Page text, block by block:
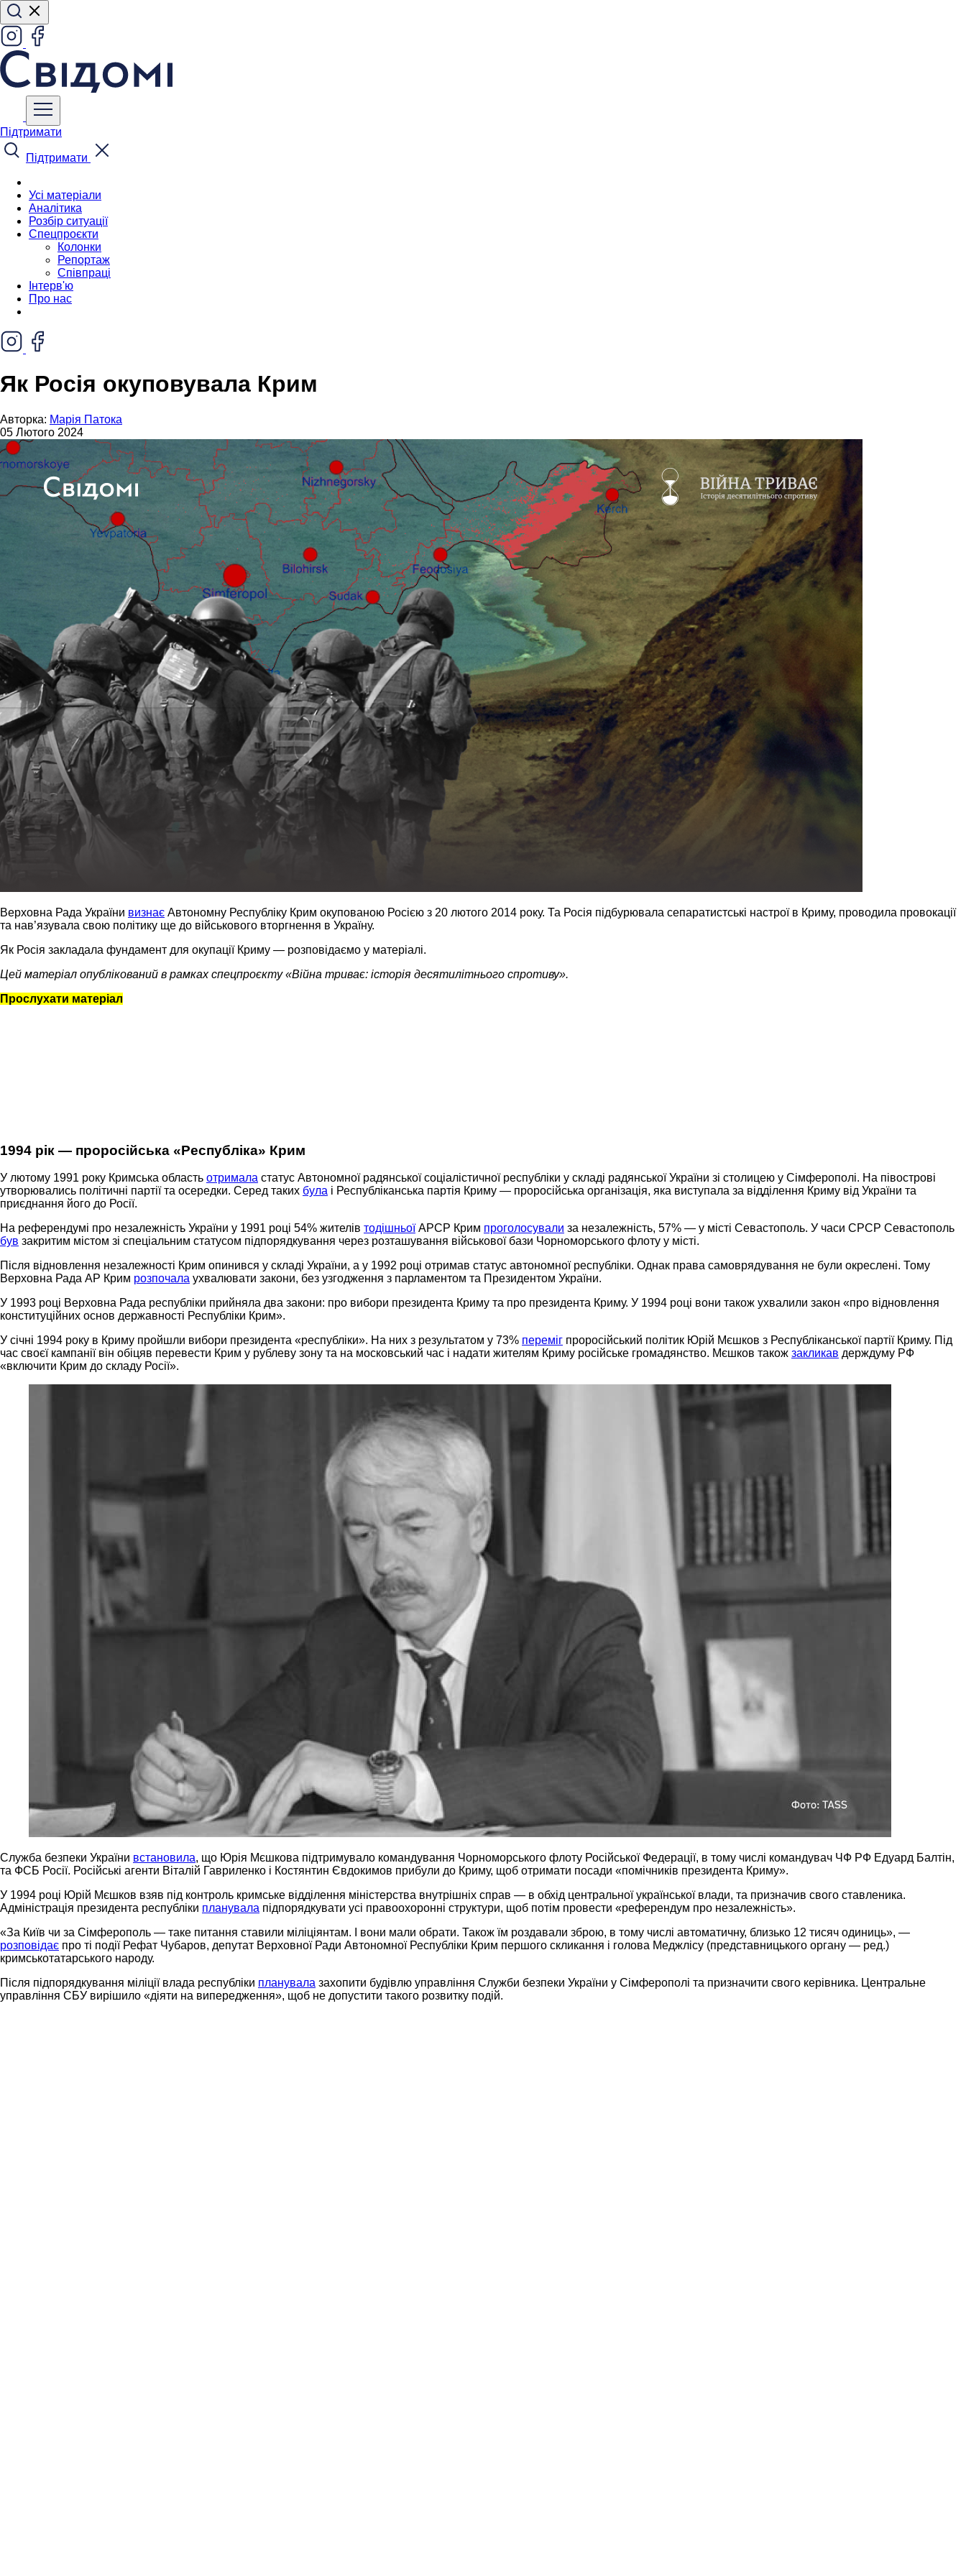
Підтримати
Підтримати
Усі матеріали
Аналітика
Розбір ситуації
Спецпроєкти
Колонки
Репортаж
Співпраці
Інтерв'ю
Про нас
Як Росія окуповувала Крим
Авторка: Марія Патока
05 Лютого 2024
Верховна Рада України визнає Автономну Республіку Крим окупованою Росією з 20 лютого 2014 року. Та Росія підбурювала сепаратистські настрої в Криму, проводила провокації
та нав’язувала свою політику ще до військового вторгнення в Україну.
Як Росія закладала фундамент для окупації Криму — розповідаємо у матеріалі.
Цей матеріал опублікований в рамках спецпроєкту «Війна триває: історія десятилітнього спротиву».
Прослухати матеріал
1994 рік — проросійська «Республіка» Крим
У лютому 1991 року Кримська область отримала статус Автономної радянської соціалістичної республіки у складі радянської України зі столицею у Сімферополі. На півострові
утворювались політичні партії та осередки. Серед таких була і Республіканська партія Криму — проросійська організація, яка виступала за відділення Криму від України та
приєднання його до Росії.
На референдумі про незалежність України у 1991 році 54% жителів тодішньоїАРСР Крим проголосували за незалежність, 57% — у місті Севастополь. У часи СРСР Севастополь
був закритим містом зі спеціальним статусом підпорядкування через розташування військової бази Чорноморського флоту у місті.
Після відновлення незалежності Крим опинився у складі України, а у 1992 році отримав статус автономної республіки. Однак права самоврядування не були окреслені. Тому
Верховна Рада АР Крим розпочала ухвалювати закони, без узгодження з парламентом та Президентом України.
У 1993 році Верховна Рада республіки прийняла два закони: про вибори президента Криму та про президента Криму. У 1994 році вони також ухвалили закон «про відновлення
конституційних основ державності Республіки Крим».
У січні 1994 року в Криму пройшли вибори президента «республіки». На них з результатом у 73% переміг проросійський політик Юрій Мєшков з Республіканської партії Криму. Під
час своєї кампанії він обіцяв перевести Крим у рублеву зону та на московський час і надати жителям Криму російське громадянство. Мєшков також закликав держдуму РФ
«включити Крим до складу Росії».
Служба безпеки України встановила, що Юрія Мєшкова підтримувало командування Чорноморського флоту Російської Федерації, в тому числі командувач ЧФ РФ Едуард Балтін,
та ФСБ Росії. Російські агенти Віталій Гавриленко і Костянтин Євдокимов прибули до Криму, щоб отримати посади «помічників президента Криму».
У 1994 році Юрій Мєшков взяв під контроль кримське відділення міністерства внутрішніх справ — в обхід центральної української влади, та призначив свого ставленика.
Адміністрація президента республіки планувала підпорядкувати усі правоохоронні структури, щоб потім провести «референдум про незалежність».
«За Київ чи за Сімферополь — таке питання ставили міліціянтам. І вони мали обрати. Також їм роздавали зброю, в тому числі автоматичну, близько 12 тисяч одиниць», —
розповідає про ті події Рефат Чубаров, депутат Верховної Ради Автономної Республіки Крим першого скликання і голова Меджлісу (представницького органу — ред.)
кримськотатарського народу.
Після підпорядкування міліції влада республіки планувала захопити будівлю управління Служби безпеки України у Сімферополі та призначити свого керівника. Центральне
управління СБУ вирішило «діяти на випередження», щоб не допустити такого розвитку подій.